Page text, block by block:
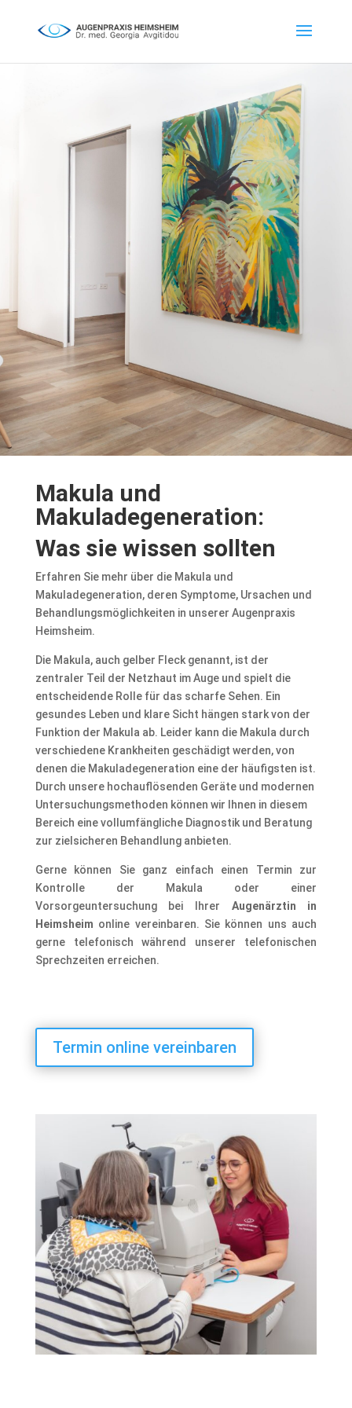
Makula und
Makuladegeneration:
Was sie wissen sollten
Erfahren Sie mehr über die Makula und
Makuladegeneration, deren Symptome, Ursachen und
Behandlungsmöglichkeiten in unserer Augenpraxis
Heimsheim.
Die Makula, auch gelber Fleck genannt, ist der
zentraler Teil der Netzhaut im Auge und spielt die
entscheidende Rolle für das scharfe Sehen. Ein
gesundes Leben und klare Sicht hängen stark von der
Funktion der Makula ab. Leider kann die Makula durch
verschiedene Krankheiten geschädigt werden, von
denen die Makuladegeneration eine der häufigsten ist.
Durch unsere hochauflösenden Geräte und modernen
Untersuchungsmethoden können wir Ihnen in diesem
Bereich eine vollumfängliche Diagnostik und Beratung
zur zielsicheren Behandlung anbieten.
Gerne können Sie ganz einfach einen Termin zur
Kontrolle der Makula oder einer
Vorsorgeuntersuchung bei Ihrer Augenärztin in
Heimsheim online vereinbaren. Sie können uns auch
gerne telefonisch während unserer telefonischen
Sprechzeiten erreichen.
Termin online vereinbaren